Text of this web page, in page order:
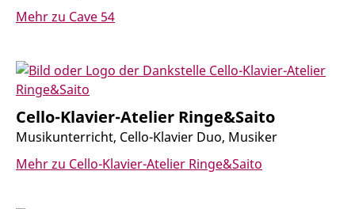
Mehr zu Cave 54
Cello-Klavier-Atelier Ringe&Saito
Musikunterricht, Cello-Klavier Duo, Musiker
Mehr zu Cello-Klavier-Atelier Ringe&Saito